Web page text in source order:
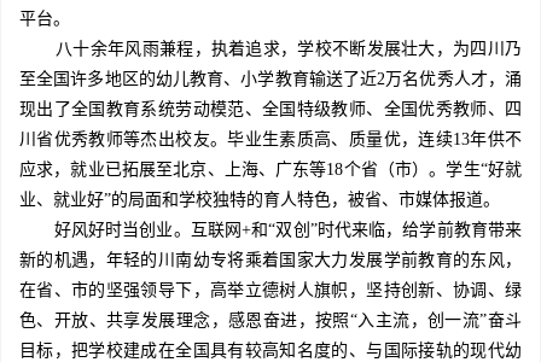
平台。
八十余年风雨兼程，执着追求，学校不断发展壮大，为四川乃
至全国许多地区的幼儿教育、小学教育输送了近2万名优秀人才，涌
现出了全国教育系统劳动模范、全国特级教师、全国优秀教师、四
川省优秀教师等杰出校友。毕业生素质高、质量优，连续13年供不
应求，就业已拓展至北京、上海、广东等18个省（市）。学生“好就
业、就业好”的局面和学校独特的育人特色，被省、市媒体报道。
好风好时当创业。互联网+和“双创”时代来临，给学前教育带来
新的机遇，年轻的川南幼专将乘着国家大力发展学前教育的东风，
在省、市的坚强领导下，高举立德树人旗帜，坚持创新、协调、绿
色、开放、共享发展理念，感恩奋进，按照“入主流，创一流”奋斗
目标，把学校建成在全国具有较高知名度的、与国际接轨的现代幼